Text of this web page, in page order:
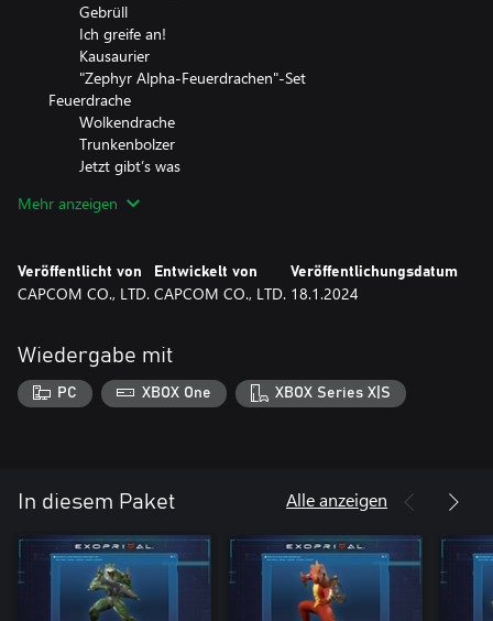
Gebrüll
Ich greife an!
Kausaurier
"Zephyr Alpha-Feuerdrachen"-Set
Feuerdrache
Wolkendrache
Trunkenbolzer
Jetzt gibt’s was
"Roadblock Alpha Großer Hase"-Set
Unbeeindruckt
Ich schütze dich!
Mystiker
Explosiver Altar
Auf dem Boden
Herrscher
Wachstumsschub
Der Arzt ist da!
– Amulett der Macht
Mehr anzeigen
Veröffentlicht von
CAPCOM CO., LTD.
Entwickelt von
CAPCOM CO., LTD.
Veröffentlichungsdatum
18.1.2024
Wiedergabe mit
PC XBOX One XBOX Series X|S
In diesem Paket Alle anzeigen